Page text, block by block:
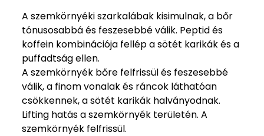
A szemkörnyéki szarkalábak kisimulnak, a bőr
tónusosabbá és feszesebbé válik. Peptid és
koffein kombinációja fellép a sötét karikák és a
puffadtság ellen.
A szemkörnyék bőre felfrissül és feszesebbé
válik, a finom vonalak és ráncok láthatóan
csökkennek, a sötét karikák halványodnak.
Lifting hatás a szemkörnyék területén. A
szemkörnyék felfrissül.